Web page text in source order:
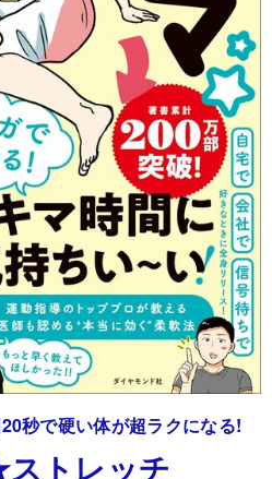
秒で硬い体が超ラクになる!
トレッチ